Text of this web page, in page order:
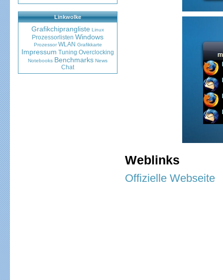
Linkwolke
Grafikchiprangliste Linux
Prozessorlisten Windows
Prozessor WLAN Grafikkarte
Impressum Tuning Overclocking
Notebooks Benchmarks News
Chat
Weblinks
Offizielle Webseite